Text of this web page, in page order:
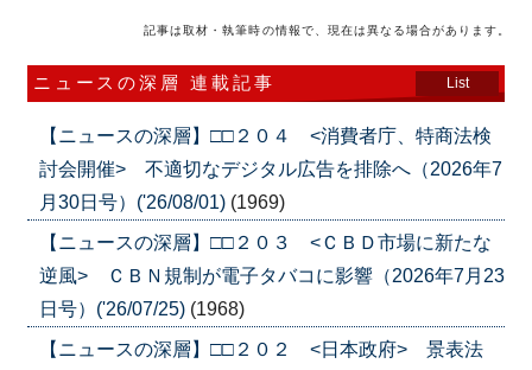
記事は取材・執筆時の情報で、現在は異なる場合があります。
ニュースの深層 連載記事 List
【ニュースの深層】□□２０４ <消費者庁、特商法検
討会開催> 不適切なデジタル広告を排除へ（2026年7
月30日号）('26/08/01) (1969)
【ニュースの深層】□□２０３ <ＣＢＤ市場に新たな
逆風> ＣＢＮ規制が電子タバコに影響（2026年7月23
日号）('26/07/25) (1968)
【ニュースの深層】□□２０２ <日本政府> 景表法